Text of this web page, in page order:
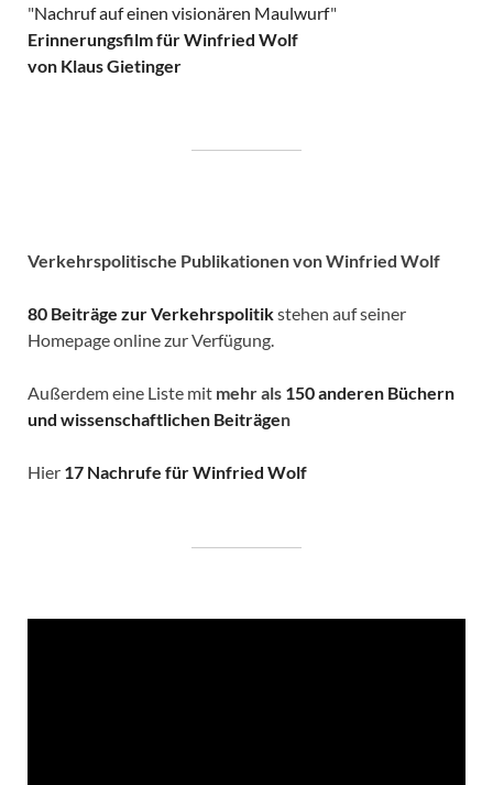
"Nachruf auf einen visionären Maulwurf"
Erinnerungsfilm für Winfried Wolf
von Klaus Gietinger
Verkehrspolitische Publikationen von Winfried Wolf
80 Beiträge zur Verkehrspolitikstehen auf seiner
Homepage online zur Verfügung.
Außerdem eine Liste mit mehr als 150 anderen Büchern
und wissenschaftlichen Beiträgen
Hier 17 Nachrufe für Winfried Wolf